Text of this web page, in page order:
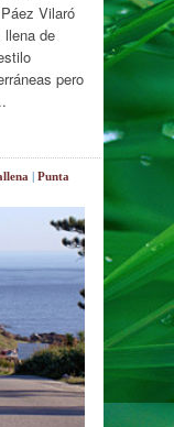
Vilaró
llena de
pero
|Punta